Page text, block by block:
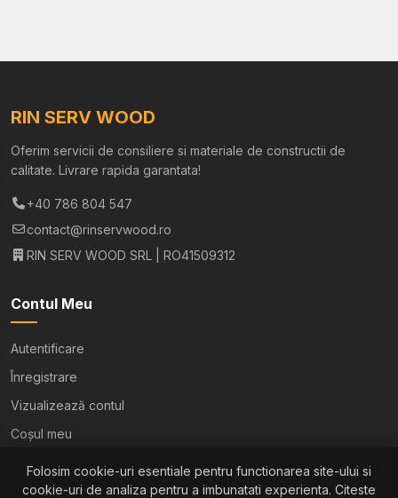
RIN SERV WOOD
Oferim servicii de consiliere si materiale de constructii de
calitate. Livrare rapida garantata!
+40 786 804 547
contact@rinservwood.ro
RIN SERV WOOD SRL | RO41509312
Contul Meu
Autentificare
Înregistrare
Vizualizează contul
Coșul meu
Ajutor
Folosim cookie-uri esentiale pentru functionarea site-ului si
cookie-uri de analiza pentru a imbunatati experienta. Citeste